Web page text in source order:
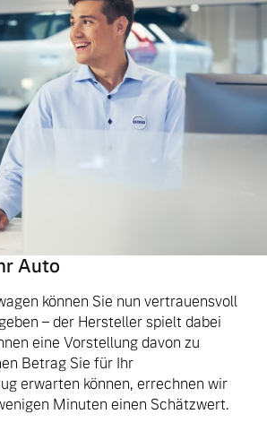
Auto
können Sie nun vertrauensvoll
– der Hersteller spielt dabei
eine Vorstellung davon zu
Betrag Sie für Ihr
erwarten können, errechnen wir
Minuten einen Schätzwert.